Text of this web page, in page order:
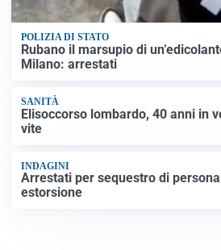
POLIZIA DI STATO
Rubano il marsupio di
Milano: arrestati
SANITÀ
Elisoccorso lombardo, 40 anni in
vite
INDAGINI
Arrestati per sequestro di
estorsione